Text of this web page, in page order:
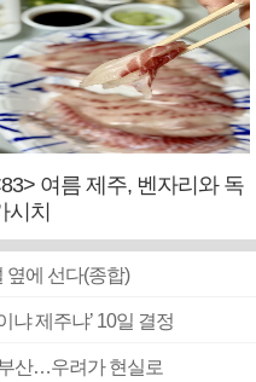
여름 제주, 벤자리와 독
시치
옆에 선다(종합)
냐 제주냐’ 10일 결정
부산…우려가 현실로